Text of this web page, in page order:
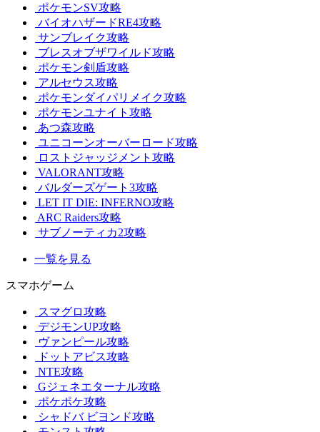
ポケモンSV攻略
バイオハザードRE4攻略
サンブレイク攻略
ブレスオブザワイルド攻略
ポケモン剣盾攻略
アルセウス攻略
ポケモンダイパリメイク攻略
ポケモンユナイト攻略
あつ森攻略
ユニコーンオーバーロード攻略
ロストジャッジメント攻略
VALORANT攻略
バルダーズゲート3攻略
LET IT DIE: INFERNO攻略
ARC Raiders攻略
サブノーティカ2攻略
一覧を見る
スマホゲーム
スマグロ攻略
デジモンUP攻略
ヴァンピール攻略
ドットアビス攻略
NTE攻略
Gジェネエターナル攻略
ポケポケ攻略
シャドバ ビヨンド攻略